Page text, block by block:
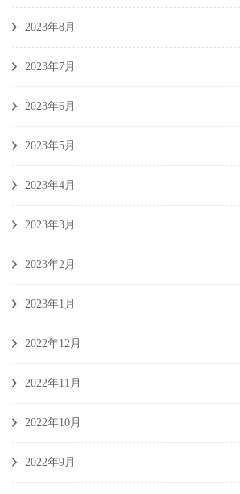
2023年8月
2023年7月
2023年6月
2023年5月
2023年4月
2023年3月
2023年2月
2023年1月
2022年12月
2022年11月
2022年10月
2022年9月